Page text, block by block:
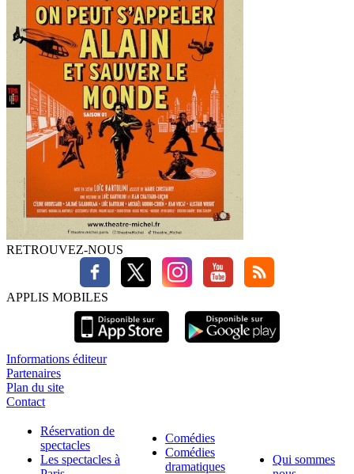
RETROUVEZ-NOUS
APPLIS MOBILES
Informations éditeur
Partenaires
Plan du site
Contact
Réservation de
spectacles
Les spectacles à
Comédies
Comédies
dramatiques
Qui sommes